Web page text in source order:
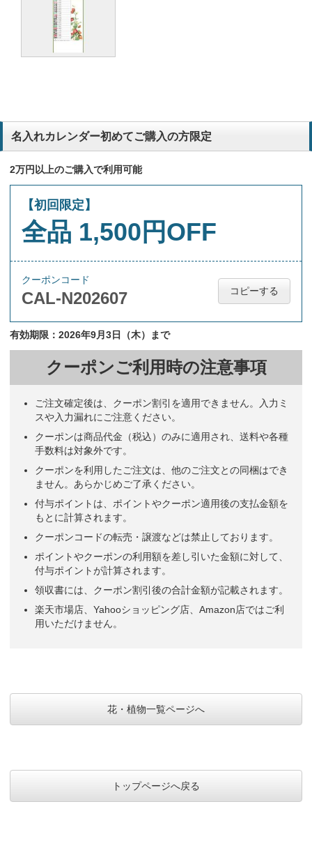
名入れカレンダー初めてご購入の方限定
2万円以上のご購入で利用可能
【初回限定】
全品 1,500円OFF
クーポンコード
CAL-N202607 コピーする
有効期限：2026年9月3日（木）まで
クーポンご利用時の注意事項
ご注文確定後は、クーポン割引を適用できません。入力ミ
スや入力漏れにご注意ください。
クーポンは商品代金（税込）のみに適用され、送料や各種
手数料は対象外です。
クーポンを利用したご注文は、他のご注文との同梱はでき
ません。あらかじめご了承ください。
付与ポイントは、ポイントやクーポン適用後の支払金額を
もとに計算されます。
クーポンコードの転売・譲渡などは禁止しております。
ポイントやクーポンの利用額を差し引いた金額に対して、
付与ポイントが計算されます。
領収書には、クーポン割引後の合計金額が記載されます。
楽天市場店、Yahooショッピング店、Amazon店ではご利
用いただけません。
花・植物一覧ページへ
トップページへ戻る